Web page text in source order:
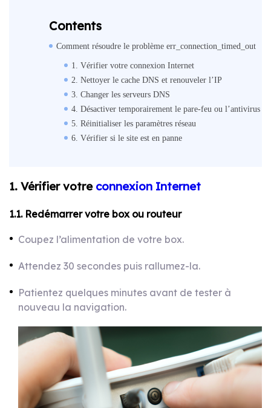
Contents
Comment résoudre le problème err_connection_timed_out
1. Vérifier votre connexion Internet
2. Nettoyer le cache DNS et renouveler l’IP
3. Changer les serveurs DNS
4. Désactiver temporairement le pare-feu ou l’antivirus
5. Réinitialiser les paramètres réseau
6. Vérifier si le site est en panne
1. Vérifier votre connexion Internet
1.1. Redémarrer votre box ou routeur
Coupez l’alimentation de votre box.
Attendez 30 secondes puis rallumez-la.
Patientez quelques minutes avant de tester à
nouveau la navigation.